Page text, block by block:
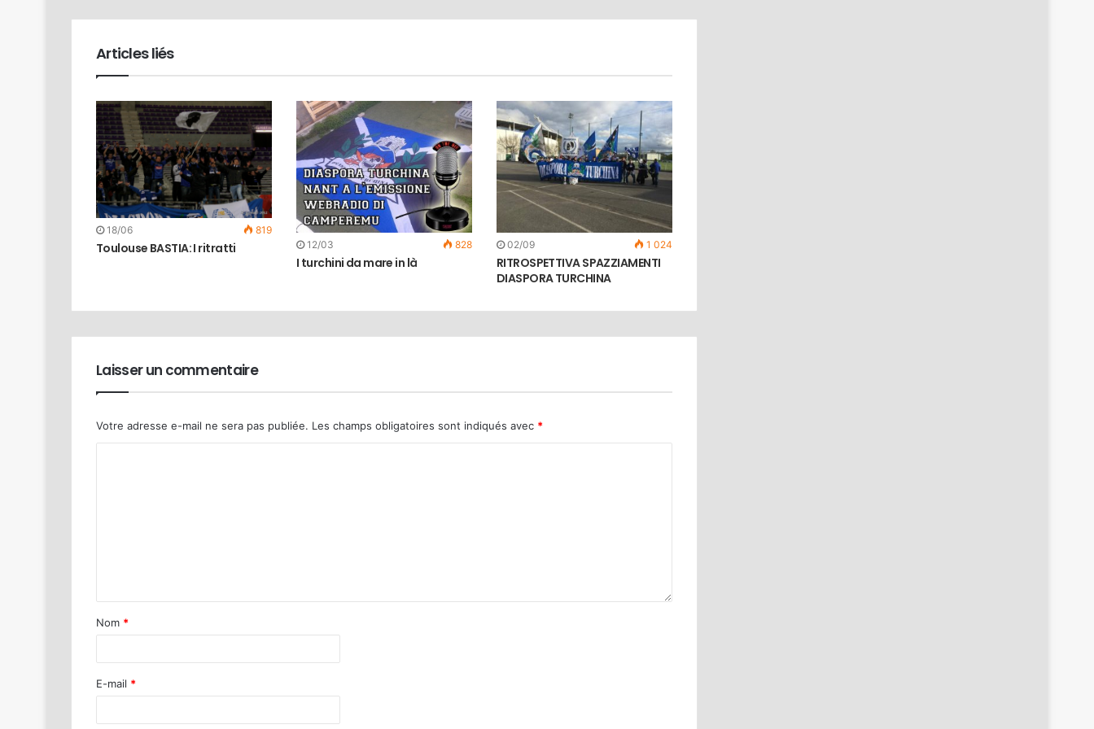
Articles liés
18/06 819
Toulouse BASTIA: I ritratti 12/03 828
I turchini da mare in là
02/09 1 024
RITROSPETTIVA SPAZZIAMENTI
DIASPORA TURCHINA
Laisser un commentaire
Votre adresse e-mail ne sera pas publiée. Les champs obligatoires sont indiqués avec *
Nom *
E-mail *